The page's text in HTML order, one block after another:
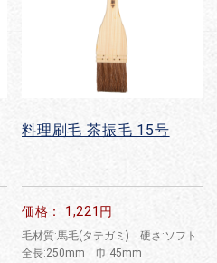
料理刷毛 茶振毛 15号
価格： 1,221円
毛材質:馬毛(タテガミ) 硬さ:ソフト
全長:250mm 巾:45mm